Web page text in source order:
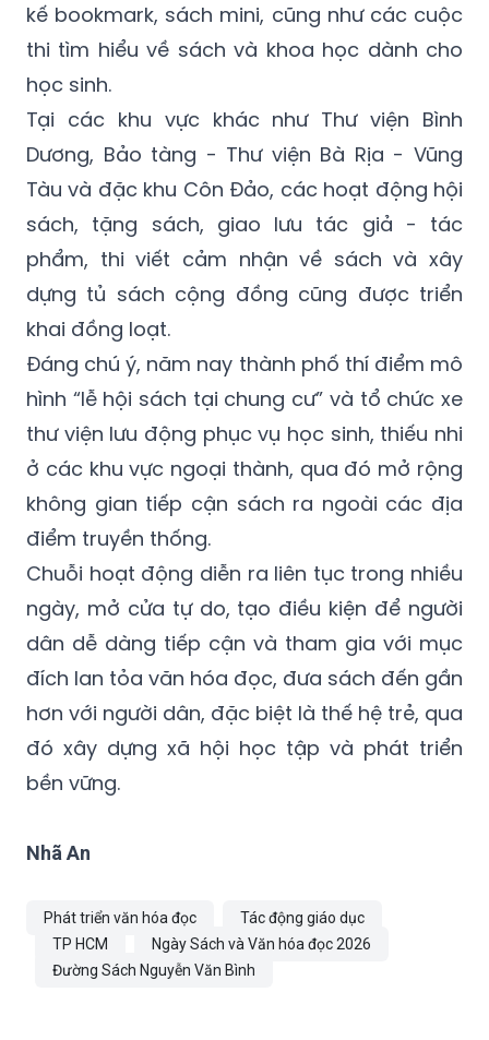
kế bookmark, sách mini, cũng như các cuộc
thi tìm hiểu về sách và khoa học dành cho
học sinh.
Tại các khu vực khác như Thư viện Bình
Dương, Bảo tàng - Thư viện Bà Rịa - Vũng
Tàu và đặc khu Côn Đảo, các hoạt động hội
sách, tặng sách, giao lưu tác giả - tác
phẩm, thi viết cảm nhận về sách và xây
dựng tủ sách cộng đồng cũng được triển
khai đồng loạt.
Đáng chú ý, năm nay thành phố thí điểm mô
hình “lễ hội sách tại chung cư” và tổ chức xe
thư viện lưu động phục vụ học sinh, thiếu nhi
ở các khu vực ngoại thành, qua đó mở rộng
không gian tiếp cận sách ra ngoài các địa
điểm truyền thống.
Chuỗi hoạt động diễn ra liên tục trong nhiều
ngày, mở cửa tự do, tạo điều kiện để người
dân dễ dàng tiếp cận và tham gia với mục
đích lan tỏa văn hóa đọc, đưa sách đến gần
hơn với người dân, đặc biệt là thế hệ trẻ, qua
đó xây dựng xã hội học tập và phát triển
bền vững.
Nhã An
Phát triển văn hóa đọc
Tác động giáo dục
TP HCM
Ngày Sách và Văn hóa đọc 2026
Đường Sách Nguyễn Văn Bình